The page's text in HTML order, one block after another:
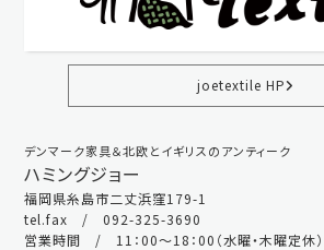
joetextile HP
デンマーク家具＆北欧とイギリスのアンティーク
ハミングジョー
福岡県糸島市二丈浜窪179-1
tel.fax / 092-325-3690
営業時間 / 11：00～18：00（水曜・木曜定休）